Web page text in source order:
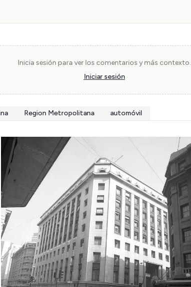
Inicia sesión para ver los comentarios y más contexto.
Iniciar sesión
Region Metropolitana automóvil